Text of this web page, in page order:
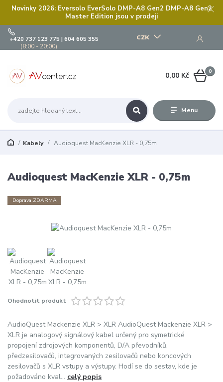
Novinky 2026: Eversolo EverSolo DMP-A8 Gen2 DMP-A8 Gen2
Master Edition jsou v prodeji
Menu
CZK
+420 737 123 775 | 604 605 355
(8:00 - 20:00)
0
0,00 Kč
Kabely Audioquest MacKenzie XLR - 0,75m
Audioquest MacKenzie XLR - 0,75m
Doprava ZDARMA
Ohodnotit produkt
AudioQuest Mackenzie XLR > XLR AudioQuest Mackenzie XLR >
XLR je analogový signálový kabel určený pro symetrické
propojení zdrojových komponentů, D/A převodníků,
předzesilovačů, integrovaných zesilovačů nebo koncových
zesilovačů s XLR vstupy a výstupy. Hodí se do sestav, kde je
požadováno kval... celý popis